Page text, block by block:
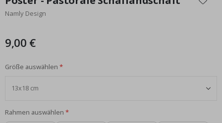
der
Bildgalerie
Namly Design
9,00 €
Größe auswählen
Rahmen auswählen